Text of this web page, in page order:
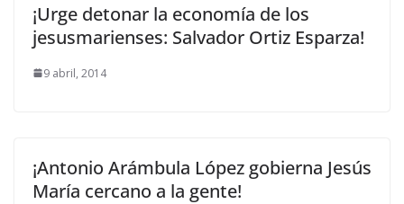
¡Urge detonar la economía de los
jesusmarienses: Salvador Ortiz Esparza!
9 abril, 2014
¡Antonio Arámbula López gobierna Jesús
María cercano a la gente!